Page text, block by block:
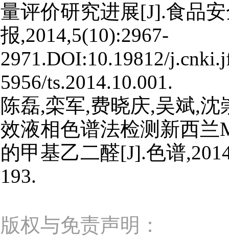
量评价研究进展[J].食品
报,2014,5(10):2967-
2971.DOI:10.19812/
5956/ts.2014.10.001.
陈磊,栾军,费晓庆,吴斌,沈
效液相色谱法检测新西兰
的甲基乙二醛[J].色谱
193.
版权与免责声明：